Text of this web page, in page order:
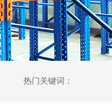
热门关键词：